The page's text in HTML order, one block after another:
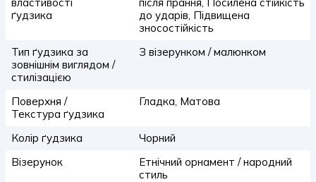
ґудзика
до ударів, Підвищена
зносостійкість
Тип ґудзика за
зовнішнім виглядом /
стилізацією
З візерунком / малюнком
Поверхня /
Текстура ґудзика
Гладка, Матова
Колір ґудзика
Чорний
Візерунок
Етнічний орнамент / народний
стиль